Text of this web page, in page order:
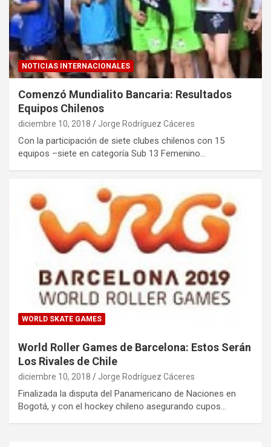
NOTICIAS INTERNACIONALES
Comenzó Mundialito Bancaria: Resultados
Equipos Chilenos
diciembre 10, 2018 Jorge Rodríguez Cáceres
Con la participación de siete clubes chilenos con 15
equipos –siete en categoría Sub 13 Femenino…
WORLD SKATE GAMES
World Roller Games de Barcelona: Estos Serán
Los Rivales de Chile
diciembre 10, 2018 Jorge Rodríguez Cáceres
Finalizada la disputa del Panamericano de Naciones en
Bogotá, y con el hockey chileno asegurando cupos…